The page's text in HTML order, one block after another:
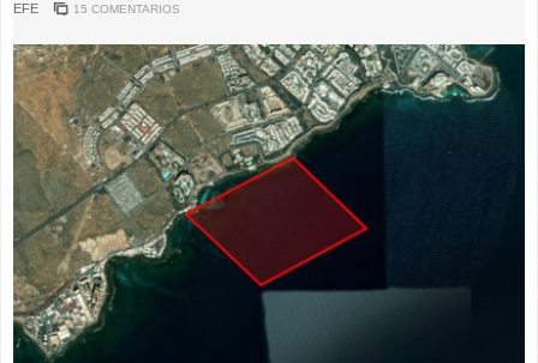
EFE 15 COMENTARIOS